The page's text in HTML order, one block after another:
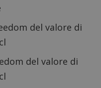
del valore di
del valore di